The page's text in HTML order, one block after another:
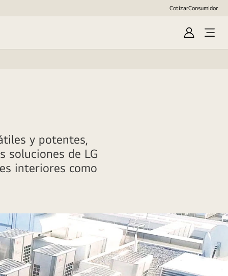
CotizarConsumidor
Inicio
sesión/
y potentes,
soluciones de LG
interiores como